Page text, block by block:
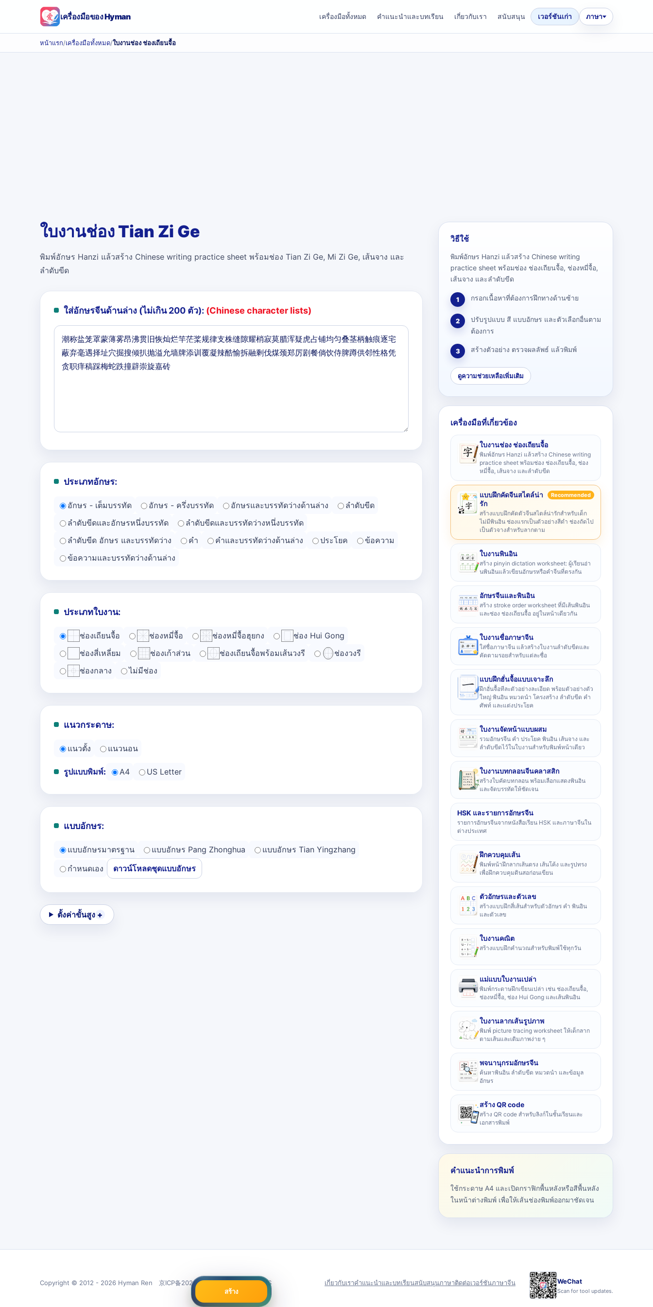
เครื่องมือของ Hyman เครื่องมือทั้งหมด คำแนะนำและบทเรียน เกี่ยวกับเรา สนับสนุน เวอร์ชันเก่า ภาษา
หน้าแรก/เครื่องมือทั้งหมด/ใบงานช่อง ช่องเถียนจื้อ
ใบงานช่อง Tian Zi Ge
พิมพ์อักษร Hanzi แล้วสร้าง Chinese writing practice sheet พร้อมช่อง Tian Zi Ge, Mi Zi Ge, เส้นจาง และ
ลำดับขีด
ใส่อักษรจีนด้านล่าง (ไม่เกิน 200 ตัว): (Chinese character lists)
ประเภทอักษร:
อักษร - เต็มบรรทัด อักษร - ครึ่งบรรทัด อักษรและบรรทัดว่างด้านล่าง
ลำดับขีด
ลำดับขีดและอักษรหนึ่งบรรทัด
ลำดับขีดและบรรทัดว่างหนึ่งบรรทัด
ลำดับขีด อักษร และบรรทัดว่าง
คำ คำและบรรทัดว่างด้านล่าง ประโยค
ข้อความ
ข้อความและบรรทัดว่างด้านล่าง
ประเภทใบงาน:
ช่องเถียนจื้อ ช่องหมี่จื้อ ช่องหมี่จื้อฮุยกง
ช่อง Hui Gong
ช่องสี่เหลี่ยม
ช่องเก้าส่วน ช่องเถียนจื้อพร้อมเส้นวงรี
ช่องวงรี
ช่องกลาง
ไม่มีช่อง
แนวกระดาษ:
แนวตั้ง แนวนอน
รูปแบบพิมพ์: A4 US Letter
แบบอักษร:
แบบอักษรมาตรฐาน แบบอักษร Pang Zhonghua
แบบอักษร Tian Yingzhang
กำหนดเอง
ดาวน์โหลดชุดแบบอักษร
ตั้งค่าขั้นสูง
สร้าง
วิธีใช้
พิมพ์อักษร Hanzi แล้วสร้าง Chinese writing
practice sheet พร้อมช่อง ช่องเถียนจื้อ, ช่องหมี่จื้อ,
เส้นจาง และลำดับขีด
1 กรอกเนื้อหาที่ต้องการฝึกทางด้านซ้าย
2
ปรับรูปแบบ สี แบบอักษร และตัวเลือกอื่นตาม
ต้องการ
3 สร้างตัวอย่าง ตรวจผลลัพธ์ แล้วพิมพ์
ดูความช่วยเหลือเพิ่มเติม
เครื่องมือที่เกี่ยวข้อง
ใบงานช่อง ช่องเถียนจื้อ
พิมพ์อักษร Hanzi แล้วสร้าง Chinese writing
practice sheet พร้อมช่อง ช่องเถียนจื้อ, ช่อง
หมี่จื้อ, เส้นจาง และลำดับขีด
แบบฝึกคัดจีนสไตล์น่า
รัก
Recommended
สร้างแบบฝึกคัดตัวจีนสไตล์น่ารักสำหรับเด็ก
ไม่มีพินอิน ช่องแรกเป็นตัวอย่างสีดำ ช่องถัดไป
เป็นตัวจางสำหรับลากตาม
ใบงานพินอิน
สร้าง pinyin dictation worksheet: ผู้เรียนอ่า
นพินอินแล้วเขียนอักษรหรือคำจีนที่ตรงกัน
อักษรจีนและพินอิน
สร้าง stroke order worksheet ที่มีเส้นพินอิน
และช่อง ช่องเถียนจื้อ อยู่ในหน้าเดียวกัน
ใบงานชื่อภาษาจีน
ใส่ชื่อภาษาจีน แล้วสร้างใบงานลำดับขีดและ
คัดตามรอยสำหรับแต่ละชื่อ
แบบฝึกฮั่นจื้อแบบเจาะลึก
ฝึกฮั่นจื้อทีละตัวอย่างละเอียด พร้อมตัวอย่างตัว
ใหญ่ พินอิน หมวดนำ โครงสร้าง ลำดับขีด คำ
ศัพท์ และแต่งประโยค
ใบงานจัดหน้าแบบผสม
รวมอักษรจีน คำ ประโยค พินอิน เส้นจาง และ
ลำดับขีดไว้ในใบงานสำหรับพิมพ์หน้าเดียว
ใบงานบทกลอนจีนคลาสสิก
สร้างใบคัดบทกลอน พร้อมเลือกแสดงพินอิน
และจัดบรรทัดให้ชัดเจน
HSK และรายการอักษรจีน
รายการอักษรจีนจากหนังสือเรียน HSK และภาษาจีนใน
ต่างประเทศ
ฝึกควบคุมเส้น
พิมพ์หน้าฝึกลากเส้นตรง เส้นโค้ง และรูปทรง
เพื่อฝึกควบคุมดินสอก่อนเขียน
ตัวอักษรและตัวเลข
สร้างแบบฝึกสี่เส้นสำหรับตัวอักษร คำ พินอิน
และตัวเลข
ใบงานคณิต
สร้างแบบฝึกคำนวณสำหรับพิมพ์ใช้ทุกวัน
แม่แบบใบงานเปล่า
พิมพ์กระดาษฝึกเขียนเปล่า เช่น ช่องเถียนจื้อ,
ช่องหมี่จื้อ, ช่อง Hui Gong และเส้นพินอิน
ใบงานลากเส้นรูปภาพ
พิมพ์ picture tracing worksheet ให้เด็กลาก
ตามเส้นและเติมภาพง่าย ๆ
พจนานุกรมอักษรจีน
ค้นหาพินอิน ลำดับขีด หมวดนำ และข้อมูล
อักษร
สร้าง QR code
สร้าง QR code สำหรับลิงก์ในชั้นเรียนและ
เอกสารพิมพ์
คำแนะนำการพิมพ์
ใช้กระดาษ A4 และเปิดกราฟิกพื้นหลังหรือสีพื้นหลัง
ในหน้าต่างพิมพ์ เพื่อให้เส้นช่องพิมพ์ออกมาชัดเจน
Copyright © 2012 - 2026 Hyman Ren 京ICP备2021026679号 Server in: US เกี่ยวกับเราคำแนะนำและบทเรียนสนับสนุนภาษาติดต่อเวอร์ชันภาษาจีน WeChat
Scan for tool updates.